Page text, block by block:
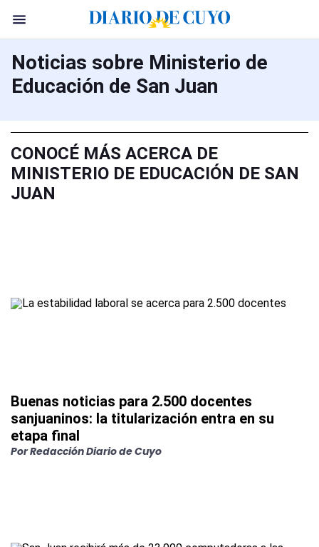
Noticias sobre Ministerio de
Educación de San Juan
CONOCÉ MÁS ACERCA DE
MINISTERIO DE EDUCACIÓN DE SAN
JUAN
Buenas noticias para 2.500 docentes
sanjuaninos: la titularización entra en su
etapa final
Por Redacción Diario de Cuyo